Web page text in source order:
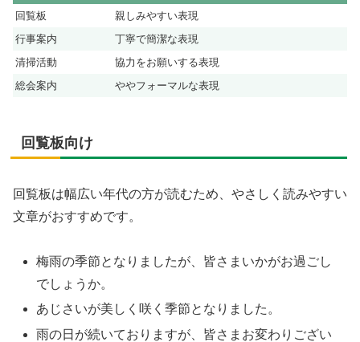
回覧板
親しみやすい表現
行事案内
丁寧で簡潔な表現
清掃活動
協力をお願いする表現
総会案内
ややフォーマルな表現
回覧板向け
回覧板は幅広い年代の方が読むため、やさしく読みやすい
文章がおすすめです。
梅雨の季節となりましたが、皆さまいかがお過ごし
でしょうか。
あじさいが美しく咲く季節となりました。
雨の日が続いておりますが、皆さまお変わりござい